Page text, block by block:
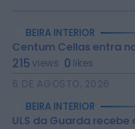
BEIRA INTERIOR
Centum Cellas entra
215views 0 likes
6 DE AGOSTO, 2026
BEIRA INTERIOR
ULS da Guarda